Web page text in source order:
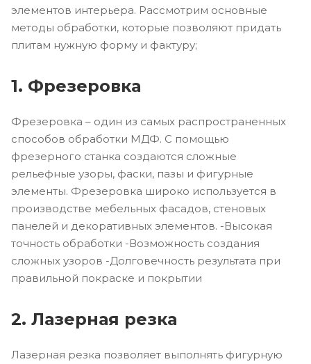
элементов интерьера. Рассмотрим основные
методы обработки, которые позволяют придать
плитам нужную форму и фактуру;
1. Фрезеровка
Фрезеровка – один из самых распространенных
способов обработки МДФ. С помощью
фрезерного станка создаются сложные
рельефные узоры, фаски, пазы и фигурные
элементы. Фрезеровка широко используется в
производстве мебельных фасадов, стеновых
панелей и декоративных элементов. -Высокая
точность обработки -Возможность создания
сложных узоров -Долговечность результата при
правильной покраске и покрытии
2. Лазерная резка
Лазерная резка позволяет выполнять фигурную